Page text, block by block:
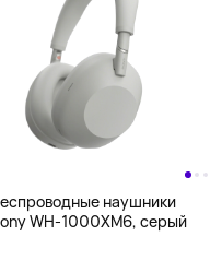
наушники
WH-1000XM6, серый